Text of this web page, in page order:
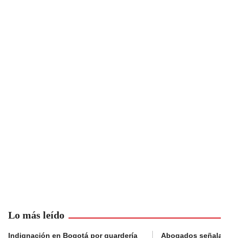
Lo más leído
Indignación en Bogotá por guardería
Abogados